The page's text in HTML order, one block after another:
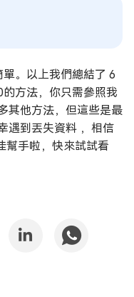
。以上我們總結了 6
方法，你只需參照我
其他方法，但這些是最
遇到丟失資料 ，相信
幫手啦，快來試試看